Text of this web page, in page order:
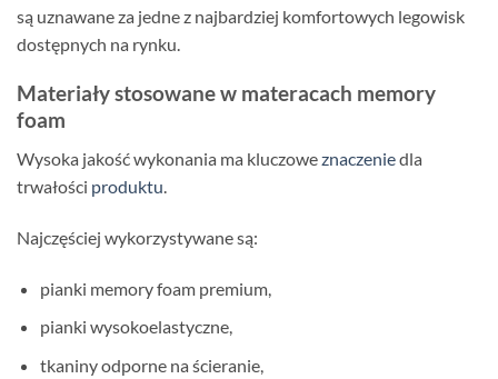
są uznawane za jedne z najbardziej komfortowych legowisk
dostępnych na rynku.
Materiały stosowane w materacach memory
foam
Wysoka jakość wykonania ma kluczoweznaczeniedla
trwałości produktu.
Najczęściej wykorzystywane są:
pianki memory foam premium,
pianki wysokoelastyczne,
tkaniny odporne na ścieranie,